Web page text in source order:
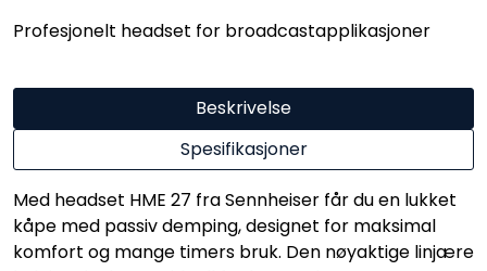
Profesjonelt headset for broadcastapplikasjoner
Beskrivelse
Spesifikasjoner
Med headset HME 27 fra Sennheiser får du en lukket
kåpe med passiv demping, designet for maksimal
komfort og mange timers bruk. Den nøyaktige linjære